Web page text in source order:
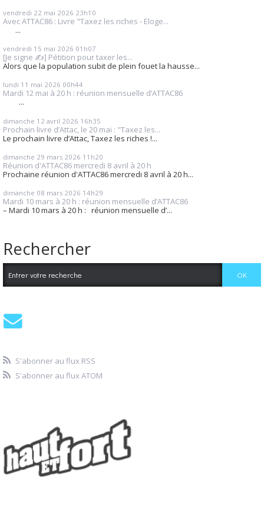
vendredi 22 mai 2026 23h10
Avec ATTAC86 : Livre "Taxez les riches - Eloge...
...
vendredi 15 mai 2026 01h07
[Je signe ✍️] Pétition pour taxer les...
Alors que la population subit de plein fouet la hausse...
lundi 11 mai 2026 00h44
Mardi 12 mai à 20 h : réunion mensuelle d’ATTAC86
...
dimanche 12 avril 2026 16h35
Prochain livre d’Attac, le 20 mai : "Taxez les...
Le prochain livre d’Attac, Taxez les riches !...
dimanche 29 mars 2026 11h20
Réunion d'ATTAC86 mercredi 8 avril à 20 h
Prochaine réunion d'ATTAC86 mercredi 8 avril à 20 h...
dimanche 08 mars 2026 14h29
Mardi 10 mars à 20 h : réunion mensuelle d’ATTAC86
– Mardi 10 mars à 20 h : réunion mensuelle d’...
Rechercher
S'abonner au flux RSS
S'abonner au flux ATOM